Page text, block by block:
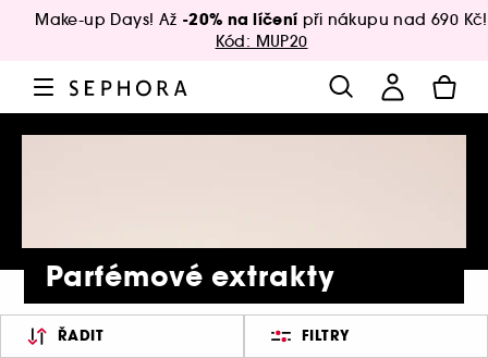
Make-up Days! Až -20% na líčení při nákupu nad 690 Kč!
Kód: MUP20
Parfémové extrakty
ŘADIT FILTRY